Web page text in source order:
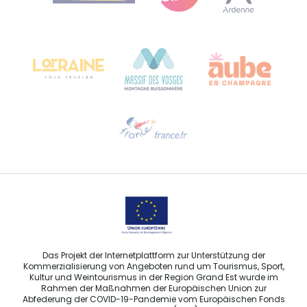
Bureau de Colmar (Hauptverwaltung)
Sprechen Sie uns per E-Mail an
Das Projekt der Internetplattform zur Unterstützung der
Kommerzialisierung von Angeboten rund um Tourismus, Sport,
Kultur und Weintourismus in der Region Grand Est wurde im
Rahmen der Maßnahmen der Europäischen Union zur
Abfederung der COVID-19-Pandemie vom Europäischen Fonds